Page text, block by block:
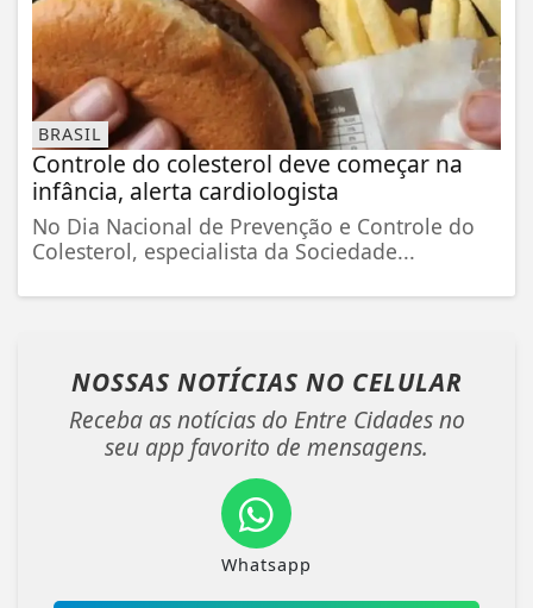
BRASIL
Controle do colesterol deve começar na
infância, alerta cardiologista
No Dia Nacional de Prevenção e Controle do
Colesterol, especialista da Sociedade...
NOSSAS NOTÍCIAS NO CELULAR
Receba as notícias do Entre Cidades no
seu app favorito de mensagens.
Whatsapp